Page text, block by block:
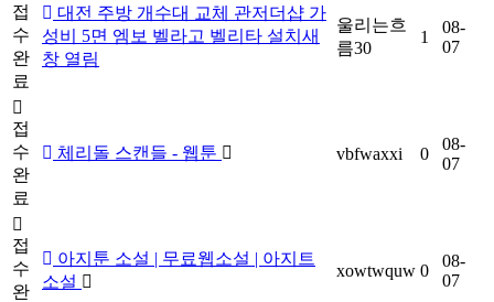
접
수
완
료
대전 주방 개수대 교체 관저더샵 가
성비 5면 엠보 벨라고 벨리타 설치새
창 열림
울리는흐
름30
1
08-
07
접
수
완
료
체리돌 스캔들 - 웹툰 vbfwaxxi 0
08-
07
접
수
완
아지툰 소설 | 무료웹소설 | 아지트
소설
xowtwquw 0
08-
07